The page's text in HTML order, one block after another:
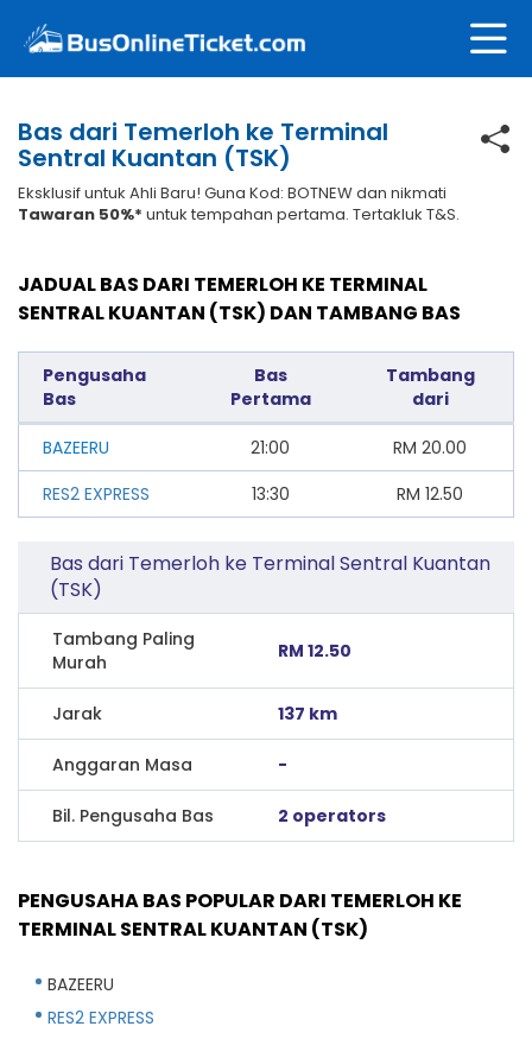
Bas dari Temerloh ke Terminal
Sentral Kuantan (TSK)
Eksklusif untuk Ahli Baru! Guna Kod: BOTNEW dan nikmati
Tawaran 50%* untuk tempahan pertama. Tertakluk T&S.
JADUAL BAS DARI TEMERLOH KE TERMINAL
SENTRAL KUANTAN (TSK) DAN TAMBANG BAS
Pengusaha
Bas
Bas
Pertama
Tambang
dari
BAZEERU 21:00 RM 20.00
RES2 EXPRESS
13:30 RM 12.50
Bas dari Temerloh ke Terminal Sentral Kuantan
(TSK)
Tambang Paling
Murah
RM 12.50
Jarak 137 km
Anggaran Masa -
Bil. Pengusaha Bas 2 operators
PENGUSAHA BAS POPULAR DARI TEMERLOH KE
TERMINAL SENTRAL KUANTAN (TSK)
BAZEERU
RES2 EXPRESS